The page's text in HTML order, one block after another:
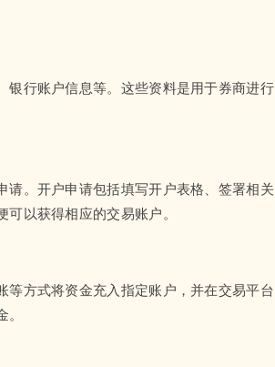
行账户信息等。这些资料是用于券商进行
。开户申请包括填写开户表格、签署相关
以获得相应的交易账户。
方式将资金充入指定账户，并在交易平台